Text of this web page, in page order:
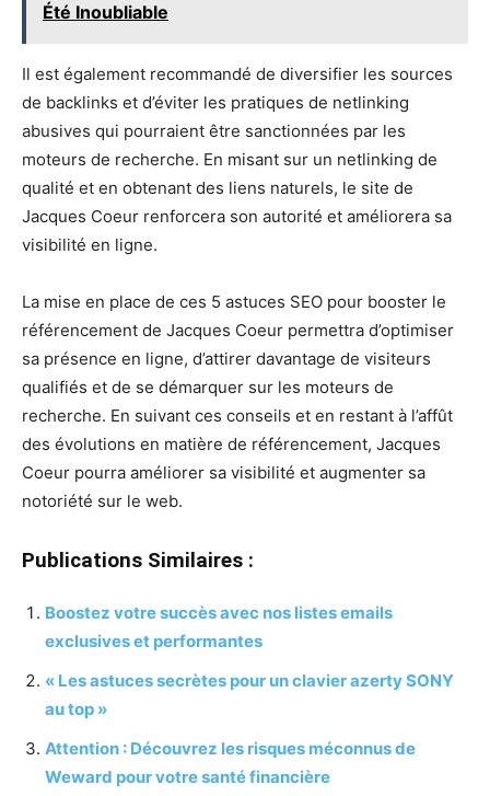
Été Inoubliable
Il est également recommandé de diversifier les sources
de backlinks et d’éviter les pratiques de netlinking
abusives qui pourraient être sanctionnées par les
moteurs de recherche. En misant sur un netlinking de
qualité et en obtenant des liens naturels, le site de
Jacques Coeur renforcera son autorité et améliorera sa
visibilité en ligne.
La mise en place de ces 5 astuces SEO pour booster le
référencement de Jacques Coeur permettra d’optimiser
sa présence en ligne, d’attirer davantage de visiteurs
qualifiés et de se démarquer sur les moteurs de
recherche. En suivant ces conseils et en restant à l’affût
des évolutions en matière de référencement, Jacques
Coeur pourra améliorer sa visibilité et augmenter sa
notoriété sur le web.
Publications Similaires :
Boostez votre succès avec nos listes emails
exclusives et performantes
« Les astuces secrètes pour un clavier azerty SONY
au top »
Attention : Découvrez les risques méconnus de
Weward pour votre santé financière